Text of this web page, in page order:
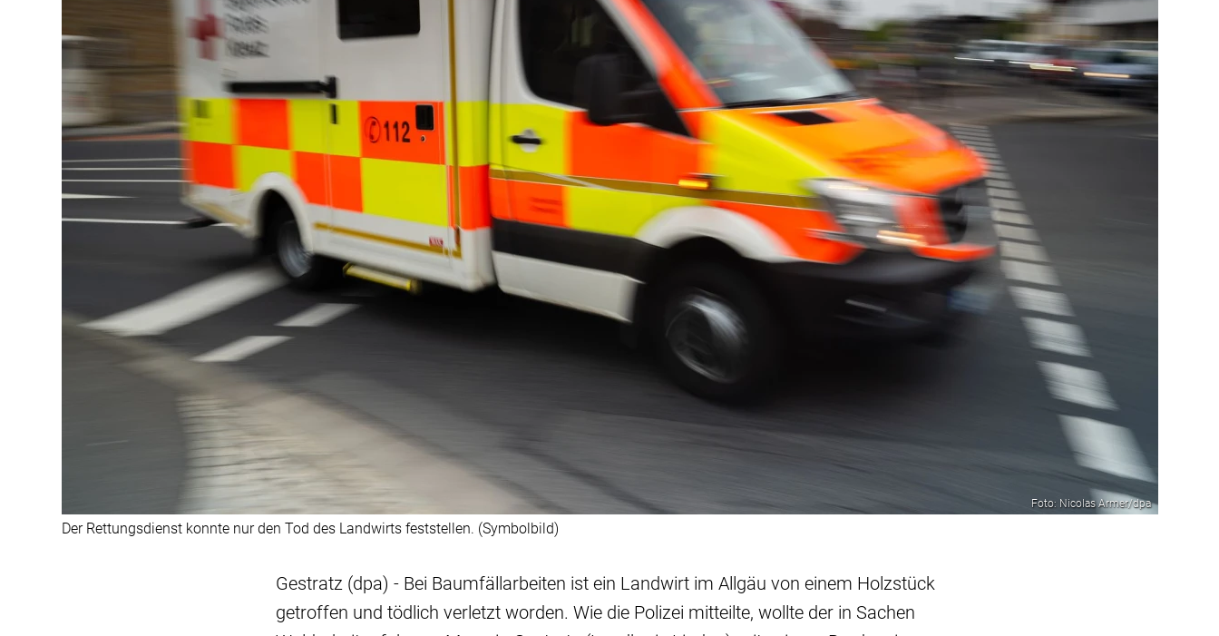
Foto: Nicolas Armer/dpa
Der Rettungsdienst konnte nur den Tod des Landwirts feststellen. (Symbolbild)
Gestratz (dpa) - Bei Baumfällarbeiten ist ein Landwirt im Allgäu von einem Holzstück
getroffen und tödlich verletzt worden. Wie die Polizei mitteilte, wollte der in Sachen